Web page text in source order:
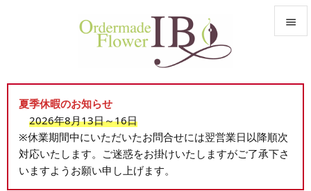


前へ

夏季休暇のお知らせ
2026年8月13日～16日
※休業期間中にいただいたお問合せには翌営業日以降順次
対応いたします。ご迷惑をお掛けいたしますがご了承下さ
いますようお願い申し上げます。